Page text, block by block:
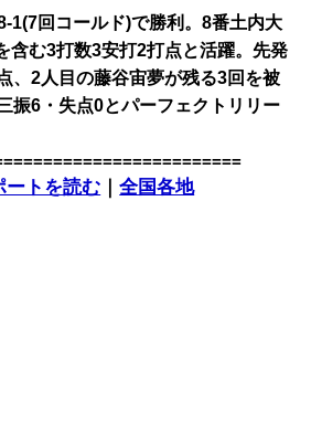
1(7回コールド)で勝利。8番土内大
含む3打数3安打2打点と活躍。先発
、2人目の藤谷宙夢が残る3回を被
振6・失点0とパーフェクトリリー
ートを読む ｜全国各地